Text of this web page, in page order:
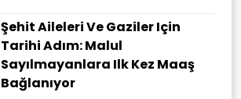
Şehit Aileleri Ve Gaziler Için
Tarihi Adım: Malul
Sayılmayanlara Ilk Kez Maaş
Bağlanıyor